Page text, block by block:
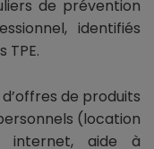
de prévention
identifiés
TPE.
de produits
(location
internet, aide à